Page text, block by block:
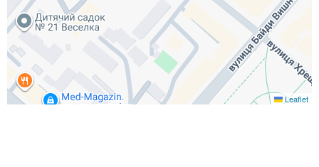
Leaflet